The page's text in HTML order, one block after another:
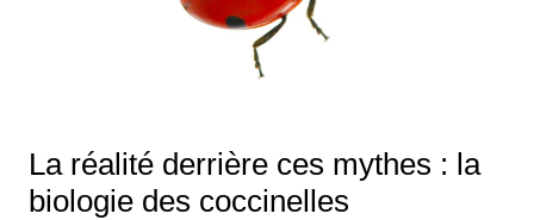
La réalité derrière ces mythes : la
biologie des coccinelles